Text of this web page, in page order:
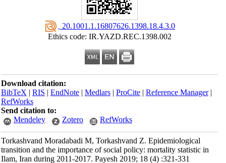
‎ 20.1001.1.16807626.1398.18.4.3.0
Ethics code: IR.YAZD.REC.1398.002
Download citation:
BibTeX|RIS|EndNote|Medlars|ProCite|Reference Manager
RefWorks
Send citation to:
Mendeley
Zotero RefWorks
Torkashvand Moradabadi M, Torkashvand Z. Epidemiological
transition and the importance of social policy: mortality statistic in
Ilam, Iran during 2011-2017. Payesh 2019; 18 (4) :321-331